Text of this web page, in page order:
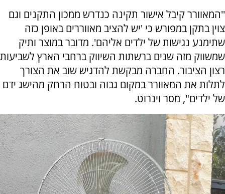
''המאוורר קיבל אישור תקינה כנדרש ממכון התקנים וגם
צוין בתקן במפורש כי 'יש להציב מאווררים באופן כזה
שתימנע נגישות של ילדים אליהם'. מדובר במוצר ותיק
שמשווק מזה שנים ברשתות השיווק ברחבי הארץ לשביעות
רצון הציבור. החברה מבקשת להדגיש שוב את הצורך
לתלות את המאוורר במקום גבוה ובטוח הרחק מהישג ידם
של ילדים", מסר וינרוט.